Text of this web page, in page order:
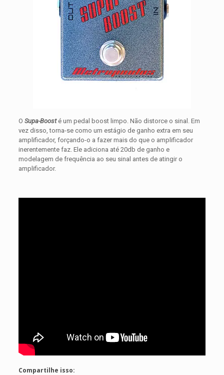
O Supa-Boosté um pedal boost limpo. Não distorce o sinal. Em
vez disso, torna-se como um estágio de ganho extra em seu
amplificador, forçando-o a fazer mais do que o amplificador
inerentemente faz. Ele adiciona até 20db de ganho e
modelagem de frequência ao seu sinal antes de atingir o
amplificador.
Compartilhe isso: